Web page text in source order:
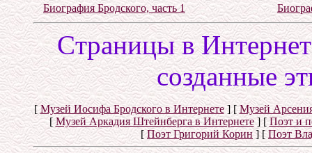
Биография Бродского, часть 1
Cтраницы в
созданные
[Музей Иосифа Бродского в Интернете] [Музей
[Музей Аркадия Штейнберга в Интернете] [ Поэт и
[Поэт Григорий Корин] [Поэт